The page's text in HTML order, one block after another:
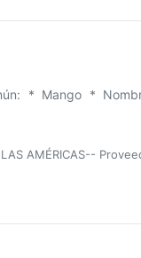
* Mango *
LAS AMÉRICAS--